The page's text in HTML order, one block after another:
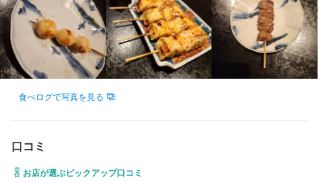
食べログで写真を見る
口コミ
お店が選ぶピックアップ口コミ